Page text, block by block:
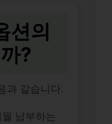
션의
?
과 같습니다.
월 납부하는